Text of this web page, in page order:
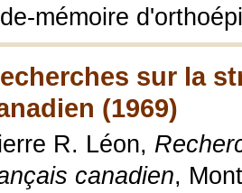
mémoire
sur la
(1969)
R. Léon,
canadien,